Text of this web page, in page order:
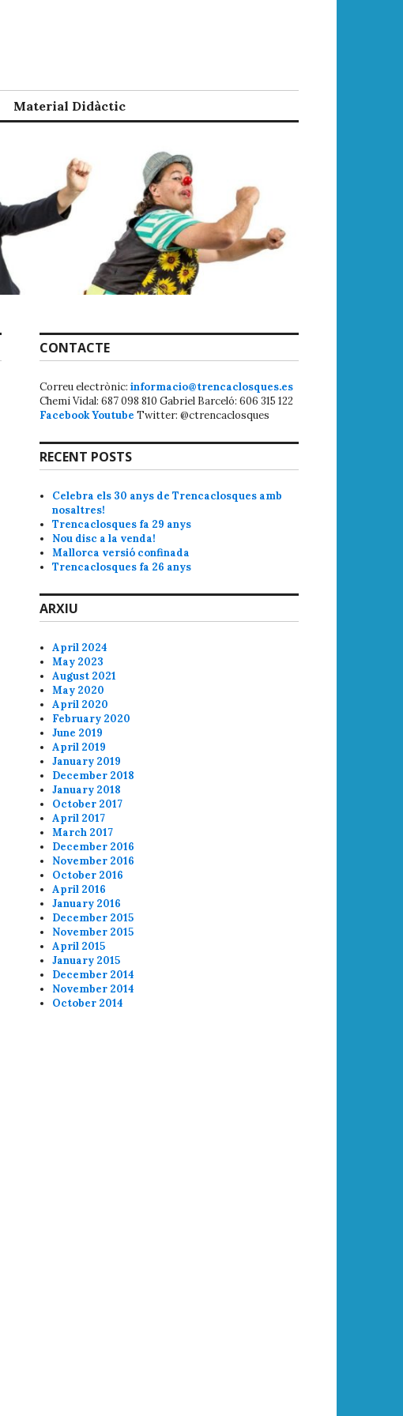
Material Didàctic
CONTACTE
Correu electrònic: informacio@trencaclosques.es
Chemi Vidal: 687 098 810 Gabriel Barceló: 606 315 122
FacebookYoutube Twitter: @ctrencaclosques
RECENT POSTS
Celebra els 30 anys de Trencaclosques amb
nosaltres!
Trencaclosques fa 29 anys
Nou disc a la venda!
Mallorca versió confinada
Trencaclosques fa 26 anys
ARXIU
April 2024
May 2023
August 2021
May 2020
April 2020
February 2020
June 2019
April 2019
January 2019
December 2018
January 2018
October 2017
April 2017
March 2017
December 2016
November 2016
October 2016
April 2016
January 2016
December 2015
November 2015
April 2015
January 2015
December 2014
November 2014
October 2014